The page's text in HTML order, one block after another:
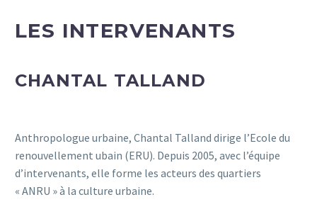
LES INTERVENANTS
CHANTAL TALLAND
Anthropologue urbaine, Chantal Talland dirige l’Ecole du
renouvellement ubain (ERU). Depuis 2005, avec l’équipe
d’intervenants, elle forme les acteurs des quartiers
« ANRU » à la culture urbaine.